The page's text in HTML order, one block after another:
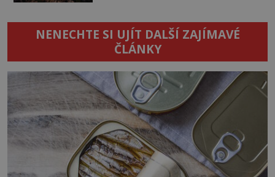
NENECHTE SI UJÍT DALŠÍ ZAJÍMAVÉ
ČLÁNKY